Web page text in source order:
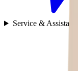
Service & Assistance